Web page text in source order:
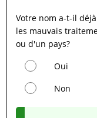
Votre nom a-t-il
les mauvais traitements d'une province, d'un territoire
ou d'un pays?
Oui
Non